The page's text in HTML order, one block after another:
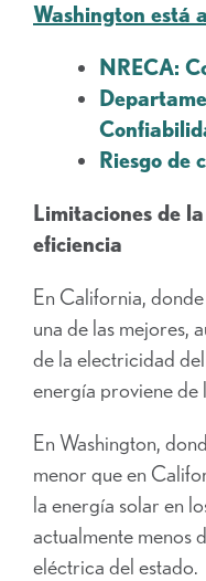
Washington está
NRECA:
Riesgo de
Limitaciones de
eficiencia
En California,
una de las mejores,
de la electricidad
energía proviene de
En Washington,
menor que en
la energía solar en
actualmente menos
eléctrica del estado.